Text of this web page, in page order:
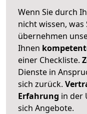
Wenn Sie durch
nicht wissen,
übernehmen
Ihnen
einer Checkliste.
Dienste in
sich zurück.
Erfahrung in der
sich Angebote.